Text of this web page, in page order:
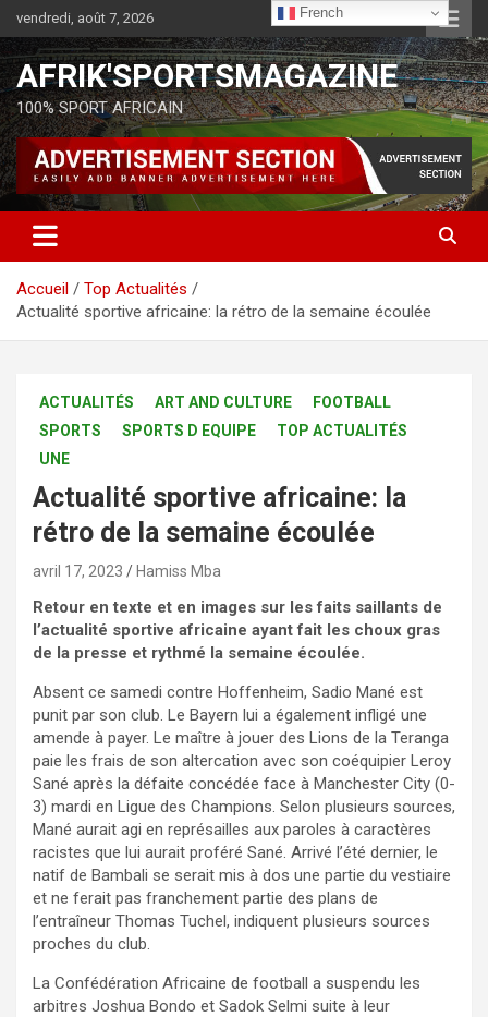
vendredi, août 7, 2026
AFRIK'SPORTSMAGAZINE
100% SPORT AFRICAIN
Accueil
Top Actualités
Actualité sportive africaine: la rétro de la semaine écoulée
ACTUALITÉS ART AND CULTURE
FOOTBALL
SPORTS
SPORTS D EQUIPE
TOP ACTUALITÉS
UNE
Actualité sportive africaine: la
rétro de la semaine écoulée
avril 17, 2023 Hamiss Mba
Retour en texte et en images sur les faits saillants de
l’actualité sportive africaine ayant fait les choux gras
de la presse et rythmé la semaine écoulée.
Absent ce samedi contre Hoffenheim, Sadio Mané est
punit par son club. Le Bayern lui a également infligé une
amende à payer. Le maître à jouer des Lions de la Teranga
paie les frais de son altercation avec son coéquipier Leroy
Sané après la défaite concédée face à Manchester City (0-
3) mardi en Ligue des Champions. Selon plusieurs sources,
Mané aurait agi en représailles aux paroles à caractères
racistes que lui aurait proféré Sané. Arrivé l’été dernier, le
natif de Bambali se serait mis à dos une partie du vestiaire
et ne ferait pas franchement partie des plans de
l’entraîneur Thomas Tuchel, indiquent plusieurs sources
proches du club.
La Confédération Africaine de football a suspendu les
arbitres Joshua Bondo et Sadok Selmi suite à leur
French